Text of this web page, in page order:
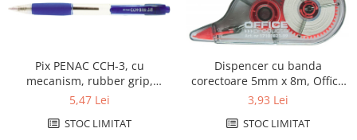
Pix PENAC CCH-3, cu
mecanism, rubber grip,
0.7mm, corp transparent -
5,47 Lei
STOC LIMITAT
Dispencer cu banda
corectoare 5mm x 8m, Office
Products
3,93 Lei
STOC LIMITAT